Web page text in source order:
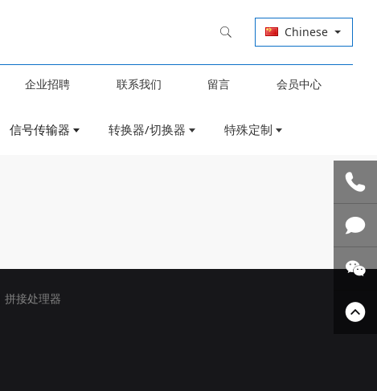
Chinese
企业招聘 联系我们 留言 会员中心
信号传输器 转换器/切换器 特殊定制
拼接处理器
联系我
们
技术支
关注微